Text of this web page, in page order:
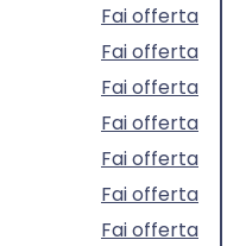
Fai offerta
Fai offerta
Fai offerta
Fai offerta
Fai offerta
Fai offerta
Fai offerta